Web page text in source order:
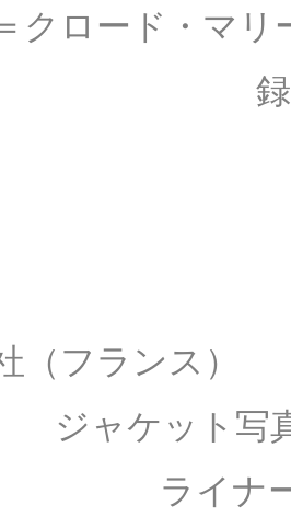
クロード・マリ
師： ジ
（フランス）
ト写真
・ノー